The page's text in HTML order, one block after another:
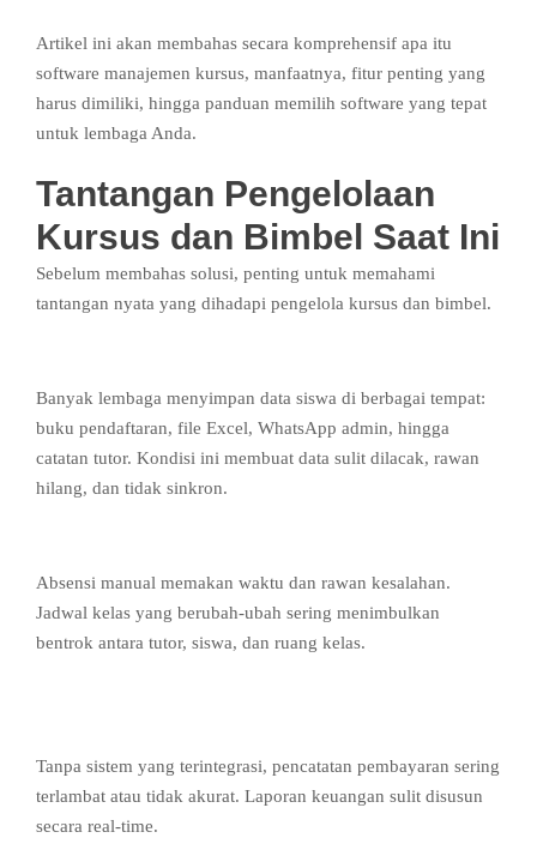
Artikel ini akan membahas secara komprehensif apa itu
software manajemen kursus, manfaatnya, fitur penting yang
harus dimiliki, hingga panduan memilih software yang tepat
untuk lembaga Anda.
Tantangan Pengelolaan
Kursus dan Bimbel Saat Ini
Sebelum membahas solusi, penting untuk memahami
tantangan nyata yang dihadapi pengelola kursus dan bimbel.
Banyak lembaga menyimpan data siswa di berbagai tempat:
buku pendaftaran, file Excel, WhatsApp admin, hingga
catatan tutor. Kondisi ini membuat data sulit dilacak, rawan
hilang, dan tidak sinkron.
Absensi manual memakan waktu dan rawan kesalahan.
Jadwal kelas yang berubah-ubah sering menimbulkan
bentrok antara tutor, siswa, dan ruang kelas.
Tanpa sistem yang terintegrasi, pencatatan pembayaran sering
terlambat atau tidak akurat. Laporan keuangan sulit disusun
secara real-time.